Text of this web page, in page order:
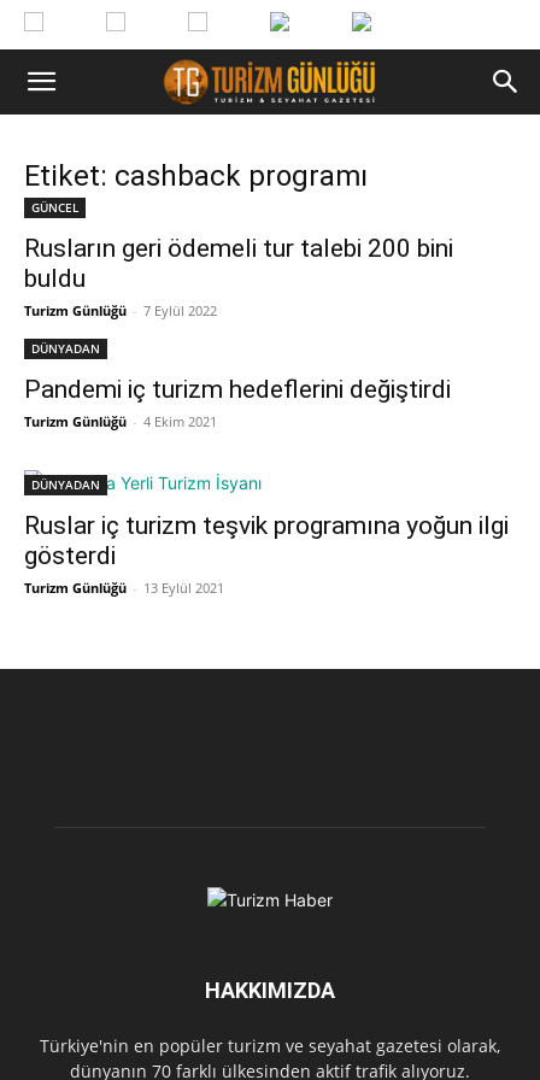
Etiket: cashback programı
GÜNCEL
Rusların geri ödemeli tur talebi 200 bini
buldu
Turizm Günlüğü - 7 Eylül 2022
DÜNYADAN
Pandemi iç turizm hedeflerini değiştirdi
Turizm Günlüğü - 4 Ekim 2021
DÜNYADAN
Ruslar iç turizm teşvik programına yoğun ilgi
gösterdi
Turizm Günlüğü - 13 Eylül 2021
HAKKIMIZDA
Türkiye'nin en popüler turizm ve seyahat gazetesi olarak,
dünyanın 70 farklı ülkesinden aktif trafik alıyoruz.